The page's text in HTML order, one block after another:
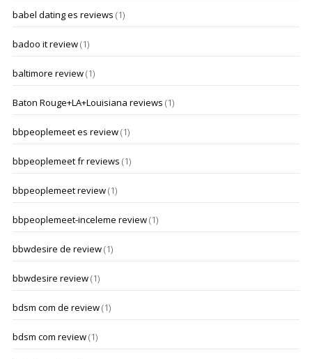
babel dating es reviews (1)
badoo it review(1)
baltimore review(1)
Baton Rouge+LA+Louisiana reviews (1)
bbpeoplemeet es review(1)
bbpeoplemeet fr reviews (1)
bbpeoplemeet review(1)
bbpeoplemeet-inceleme review(1)
bbwdesire de review(1)
bbwdesire review(1)
bdsm com de review(1)
bdsm com review(1)